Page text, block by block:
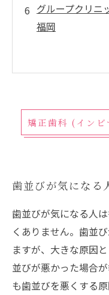
グループクリニ
福岡
矯正歯科 (インビ
歯並びが気になる
歯並びが気になる人
くありません。歯並
ますが、大きな原因
並びが悪かった場合
も歯並びを悪くする